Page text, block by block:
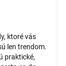
ktoré vás
len trendom.
praktické,